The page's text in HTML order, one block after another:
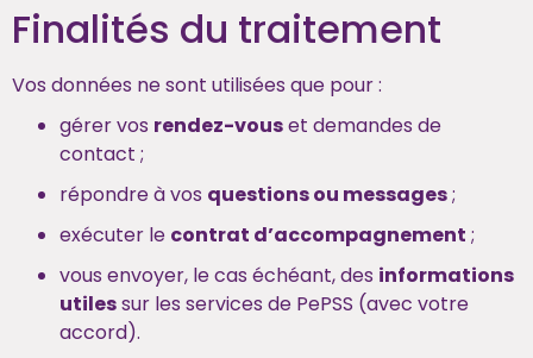
Finalités du traitement
Vos données ne sont utilisées que pour :
gérer vos rendez-vouset demandes de
contact ;
répondre à vos questions ou messages;
exécuter le contrat d’accompagnement ;
vous envoyer, le cas échéant, des informations
utilessur les services de PePSS (avec votre
accord).